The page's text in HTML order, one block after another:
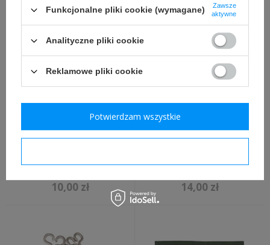
replika
10,00 zł
replika
14,00 zł
BeVo - replika
10,00 zł
replika
14,00 zł
Funkcjonalne pliki cookie (wymagane)
Zawsze
aktywne
Analityczne pliki cookie
Reklamowe pliki cookie
Potwierdzam wszystkie